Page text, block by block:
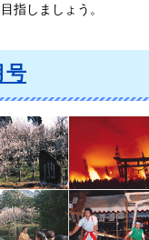
指しましょう。
号